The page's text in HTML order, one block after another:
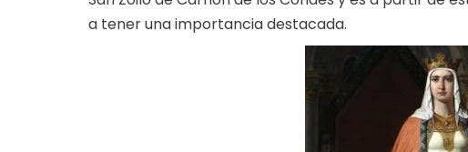
a tener una importancia destacada.